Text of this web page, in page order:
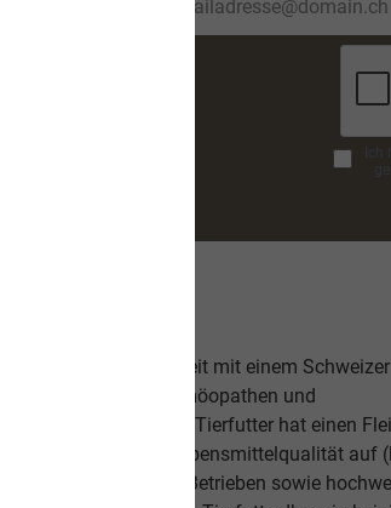
Mail-
Adresse*
ist in Zusammenarbeit mit einem
Homöopathen und
worden. Das leckere Tierfutter hat einen
und weist Lebensmittelqualität auf
aus kontrollierten Betrieben sowie